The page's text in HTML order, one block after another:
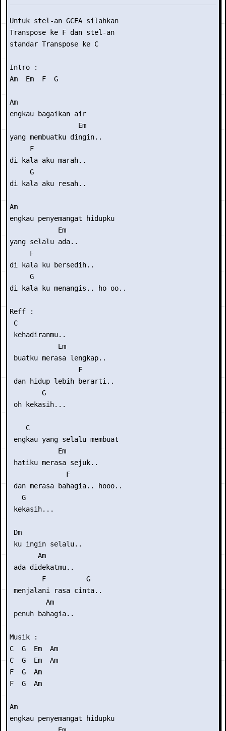
Untuk stel-an GCEA silahkan
Transpose ke F dan stel-an
standar Transpose ke C
Intro :
Am  Em  F  G
Am
engkau bagaikan air
                 Em
yang membuatku dingin..
     F
di kala aku marah..
     G
di kala aku resah..
Am
engkau penyemangat hidupku
            Em
yang selalu ada..
     F
di kala ku bersedih..
     G
di kala ku menangis.. ho oo..
Reff :
C
kehadiranmu..
            Em
buatku merasa lengkap..
                 F
dan hidup lebih berarti..
        G
oh kekasih...
    C
engkau yang selalu membuat
            Em
hatiku merasa sejuk..
              F
dan merasa bahagia.. hooo..
   G
kekasih...
Dm
ku ingin selalu..
       Am
ada didekatmu..
        F          G
menjalani rasa cinta..
         Am
penuh bahagia..
Musik :
C  G  Em  Am
C  G  Em  Am
F  G  Am
F  G  Am
Am
engkau penyemangat hidupku